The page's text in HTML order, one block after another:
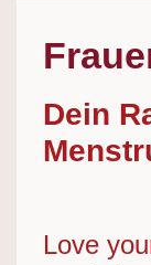
Dein
Love